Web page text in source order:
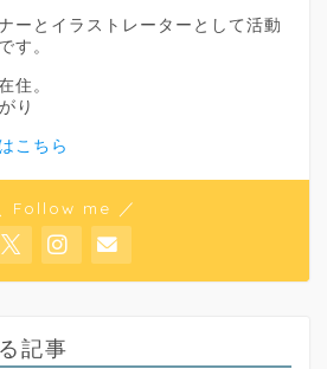
ーとイラストレーターとして活動
す。
住。
り
こちら
Follow me ／
記事